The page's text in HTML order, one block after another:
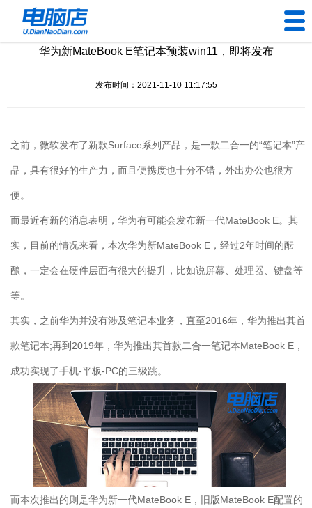
U盘工具
装机问题
华为新MateBook E笔记本预装win11，即将发布
发布时间：2021-11-10 11:17:55
之前，微软发布了新款Surface系列产品，是一款二合一的“笔记本”产
品，具有很好的生产力，而且便携度也十分不错，外出办公也很方
便。
而最近有新的消息表明，华为有可能会发布新一代MateBook E。其
实，目前的情况来看，本次华为新MateBook E，经过2年时间的酝
酿，一定会在硬件层面有很大的提升，比如说屏幕、处理器、键盘等
等。
其实，之前华为并没有涉及笔记本业务，直至2016年，华为推出其首
款笔记本;再到2019年，华为推出其首款二合一笔记本MateBook E，
成功实现了手机-平板-PC的三级跳。
而本次推出的则是华为新一代MateBook E，旧版MateBook E配置的